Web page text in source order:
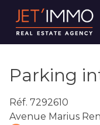
Parking
Réf. 7292610
Avenue Marius